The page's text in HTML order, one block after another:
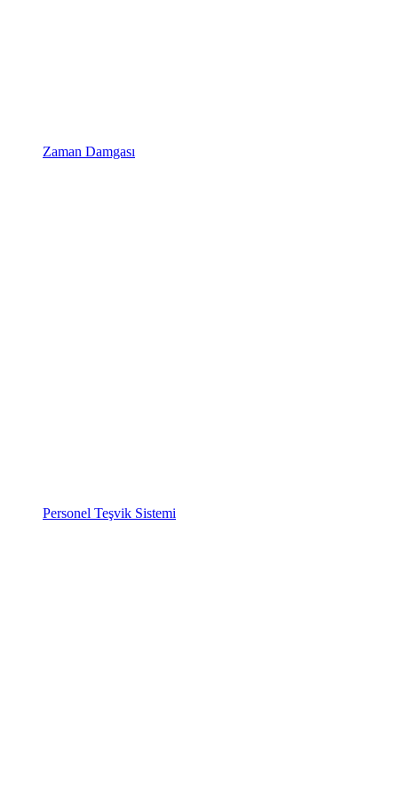
Zaman Damgası
Personel Teşvik Sistemi